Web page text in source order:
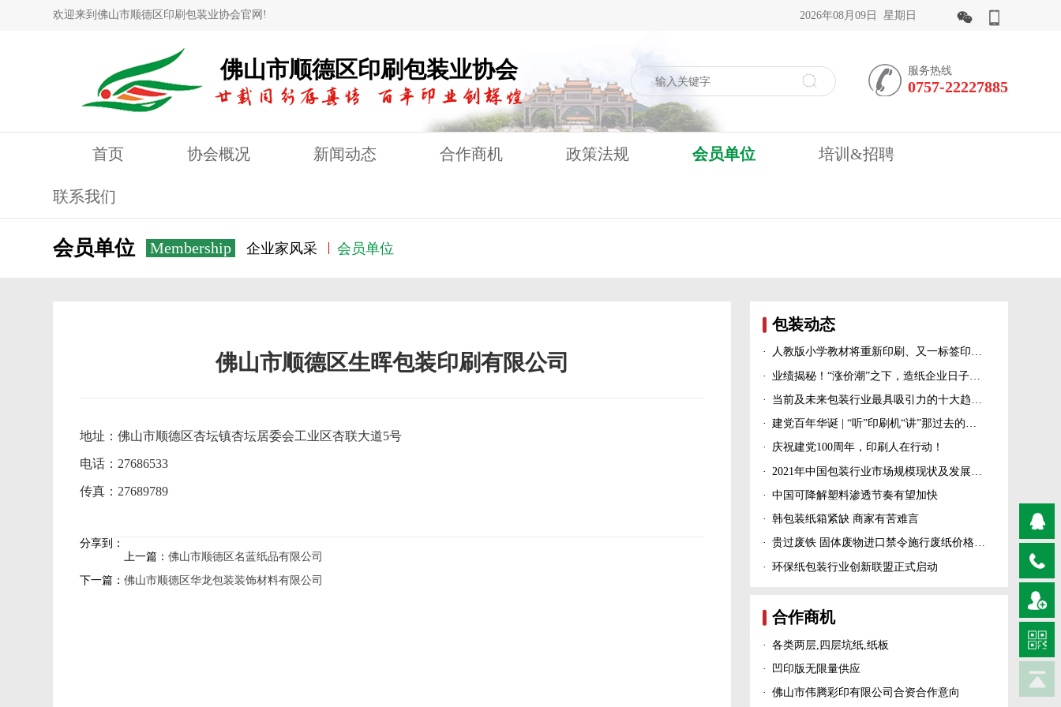
欢迎来到佛山市顺德区印刷包装业协会官网! 2026年08月09日 星期日
佛山市顺德区印刷包装业协会 服务热线
0757-22227885
首页 协会概况 新闻动态 合作商机 政策法规 会员单位 培训&招聘
联系我们
会员单位 Membership 企业家风采 会员单位
佛山市顺德区生晖包装印刷有限公司
地址：佛山市顺德区杏坛镇杏坛居委会工业区杏联大道5号
电话：27686533
传真：27689789
分享到：
上一篇：佛山市顺德区名蓝纸品有限公司
下一篇：佛山市顺德区华龙包装装饰材料有限公司
包装动态
· 人教版小学教材将重新印刷、又一标签印刷行业展会宣布延期、5家造纸及包装印刷富豪上榜新财富500富人榜......
·
·
· 建党百年华诞 | “听”印刷机“讲”那过去的峥嵘岁月！
· 庆祝建党100周年，印刷人在行动！
·
· 中国可降解塑料渗透节奏有望加快
· 韩包装纸箱紧缺 商家有苦难言
· 贵过废铁 固体废物进口禁令施行废纸价格上涨！
· 环保纸包装行业创新联盟正式启动
合作商机
· 各类两层,四层坑纸,纸板
· 凹印版无限量供应
· 佛山市伟腾彩印有限公司合资合作意向